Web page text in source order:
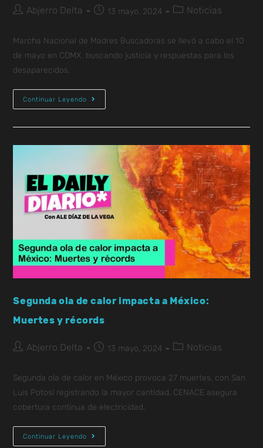
Abjerro Delta 13 mayo, 2024 Noticias
Marcha Nacional de Madres Buscadoras se llevó a cabo el 10
de mayo en CDMX, buscando justicia y respuestas para los
desaparecidos.
Continuar Leyendo
Segunda ola de calor impacta a México:
Muertes y récords
Abjerro Delta 13 mayo, 2024 Noticias
Segunda ola de calor en México provoca 27 muertes, con San
Luis Potosí registrando la mayor cantidad. CENACE asegura
cobertura continua de electricidad.
Continuar Leyendo